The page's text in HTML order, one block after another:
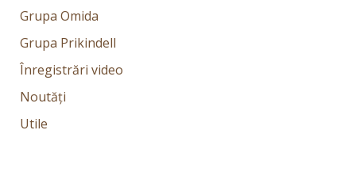
Grupa Omida
Grupa Prikindell
Înregistrări video
Noutăți
Utile